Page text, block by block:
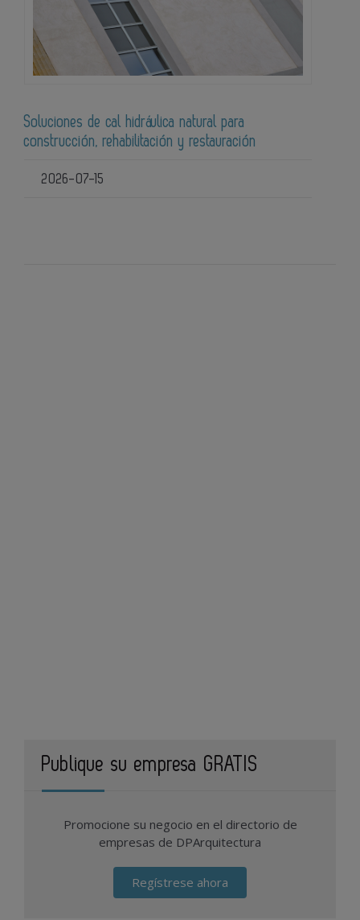
Soluciones de cal hidráulica natural para
construcción, rehabilitación y restauración
2026-07-15
Publique su empresa GRATIS
Promocione su negocio en el directorio de
empresas de DPArquitectura
Regístrese ahora